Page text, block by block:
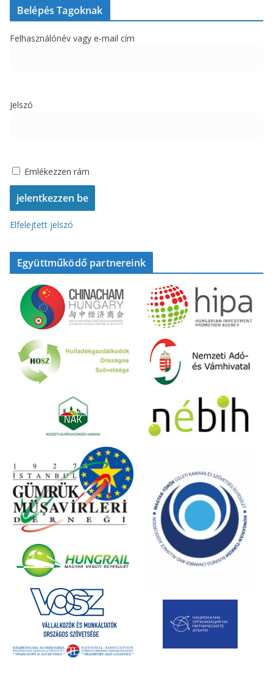
Belépés Tagoknak
Felhasználónév vagy e-mail cím
Jelszó
Emlékezzen rám
Elfelejtett jelszó
Együttműködő partnereink